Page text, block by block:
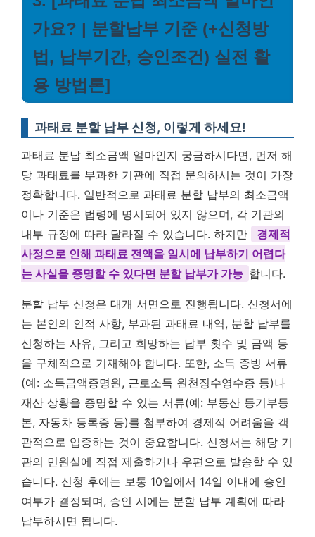
가요? | 분할납부 기준 (+신청방
법, 납부기간, 승인조건) 실전 활
용 방법론]
과태료 분할 납부 신청, 이렇게 하세요!
과태료 분납 최소금액 얼마인지 궁금하시다면, 먼저 해
당 과태료를 부과한 기관에 직접 문의하시는 것이 가장
정확합니다. 일반적으로 과태료 분할 납부의 최소금액
이나 기준은 법령에 명시되어 있지 않으며, 각 기관의
내부 규정에 따라 달라질 수 있습니다. 하지만
경제적
사정으로 인해 과태료 전액을 일시에 납부하기 어렵다
는 사실을 증명할 수 있다면 분할 납부가 가능 합니다.
분할 납부 신청은 대개 서면으로 진행됩니다. 신청서에
는 본인의 인적 사항, 부과된 과태료 내역, 분할 납부를
신청하는 사유, 그리고 희망하는 납부 횟수 및 금액 등
을 구체적으로 기재해야 합니다. 또한, 소득 증빙 서류
(예: 소득금액증명원, 근로소득 원천징수영수증 등)나
재산 상황을 증명할 수 있는 서류(예: 부동산 등기부등
본, 자동차 등록증 등)를 첨부하여 경제적 어려움을 객
관적으로 입증하는 것이 중요합니다. 신청서는 해당 기
관의 민원실에 직접 제출하거나 우편으로 발송할 수 있
습니다. 신청 후에는 보통 10일에서 14일 이내에 승인
여부가 결정되며, 승인 시에는 분할 납부 계획에 따라
납부하시면 됩니다.